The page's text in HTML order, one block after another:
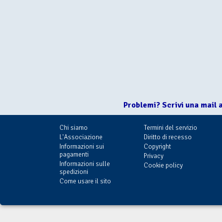
Problemi? Scrivi una mail
Chi siamo
L'Associazione
Informazioni sui
pagamenti
Informazioni sulle
spedizioni
Come usare il sito
Termini del servizio
Diritto di recesso
Copyright
Privacy
Cookie policy